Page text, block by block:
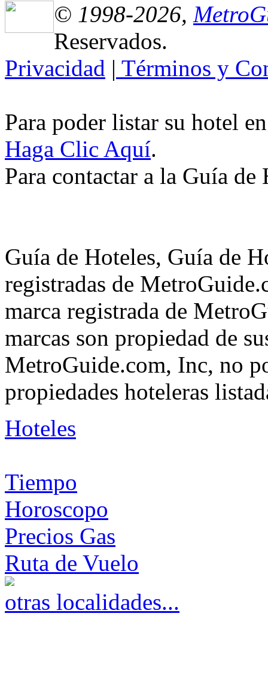
© 1998-2026,
Reservados.
Privacidad | Términos y
Para poder listar su hotel
Haga Clic Aquí.
Para contactar a la Guía
Guía de Hoteles, Guía de
registradas de
marca registrada de
marcas son propiedad de
MetroGuide.com, Inc, no
propiedades hoteleras
Hoteles
Tiempo
Horoscopo
Precios Gas
Ruta de Vuelo
otras localidades...